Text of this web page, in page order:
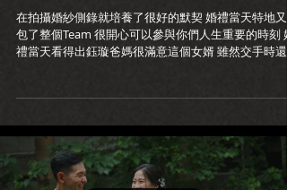
在拍攝婚紗側錄就培養了很好的默契 婚禮當天特地又
包了整個Team 很開心可以參與你們人生重要的時刻 婚
禮當天看得出鈺璇爸媽很滿意這個女婿 雖然交手時還